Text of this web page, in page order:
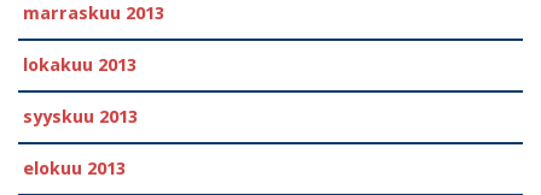
marraskuu 2013
lokakuu 2013
syyskuu 2013
elokuu 2013